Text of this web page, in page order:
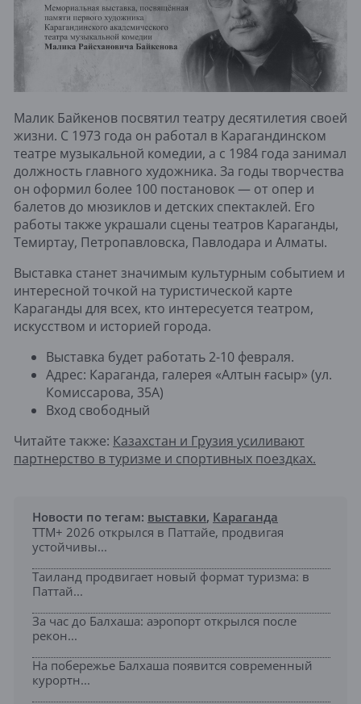
Малик Байкенов посвятил театру десятилетия своей
жизни. С 1973 года он работал в Карагандинском
театре музыкальной комедии, а с 1984 года занимал
должность главного художника. За годы творчества
он оформил более 100 постановок — от опер и
балетов до мюзиклов и детских спектаклей. Его
работы также украшали сцены театров Караганды,
Темиртау, Петропавловска, Павлодара и Алматы.
Выставка станет значимым культурным событием и
интересной точкой на туристической карте
Караганды для всех, кто интересуется театром,
искусством и историей города.
Выставка будет работать 2-10 февраля.
Адрес: Караганда, галерея «Алтын ғасыр» (ул.
Комиссарова, 35А)
Вход свободный
Читайте также: Казахстан и Грузия усиливают
партнерство в туризме и спортивных поездках.
Новости по тегам: выставки, Караганда
TTM+ 2026 открылся в Паттайе, продвигая
устойчивы...
Таиланд продвигает новый формат туризма: в
Паттай...
За час до Балхаша: аэропорт открылся после
рекон...
На побережье Балхаша появится современный
курортн...